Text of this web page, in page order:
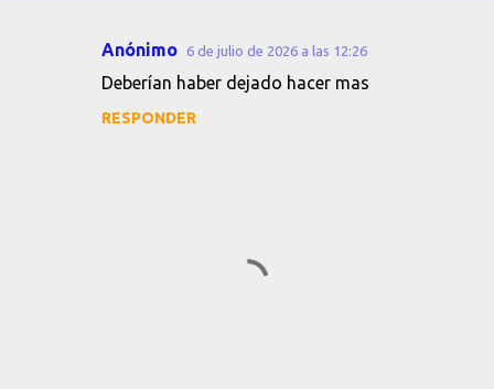
Anónimo 6 de julio de 2026 a las 12:26
Deberían haber dejado hacer mas
RESPONDER